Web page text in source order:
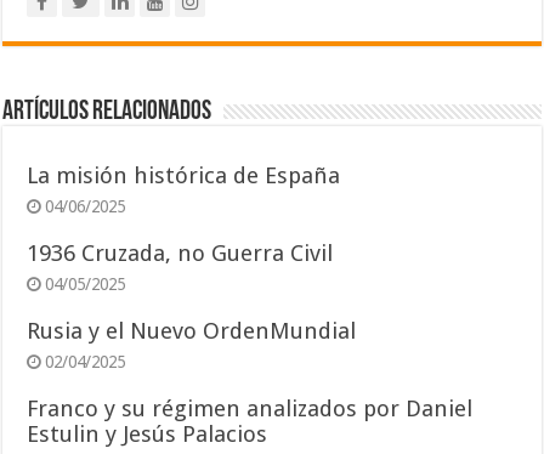
Artículos relacionados
La misión histórica de España
04/06/2025
1936 Cruzada, no Guerra Civil
04/05/2025
Rusia y el Nuevo OrdenMundial
02/04/2025
Franco y su régimen analizados por Daniel
Estulin y Jesús Palacios